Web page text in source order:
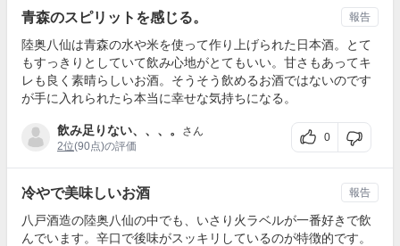
青森のスピリットを感じる。
陸奥八仙は青森の水や米を使って作り上げられた日本酒。とて
もすっきりとしていて飲み心地がとてもいい。甘さもあってキ
レも良く素晴らしいお酒。そうそう飲めるお酒ではないのです
が手に入れられたら本当に幸せな気持ちになる。
飲み足りない、、、。
さん
2位(90点)の評価
0
報告
冷やで美味しいお酒
八戸酒造の陸奥八仙の中でも、いさり火ラベルが一番好きで飲
んでいます。辛口で後味がスッキリしているのが特徴的です。
報告